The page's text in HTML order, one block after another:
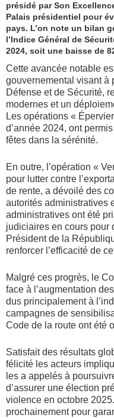
présidé par Son
Palais présidentiel pour
pays. L’on note un bilan
l’Indice Général de
2024, soit une baisse de
Cette avancée notable
gouvernemental visant à
Défense et de Sécurité,
modernes et un
Les opérations «
d’année 2024, ont
fêtes dans la sérénité.
En outre, l’opération «
pour lutter contre
de rente, a dévoilé des
autorités administratives
administratives ont été
judiciaires en cours pour
Président de la
renforcer l’efficacité de
Malgré ces progrès, le
face à l’augmentation
dus principalement à
campagnes de
Code de la route ont été
Satisfait des résultats
félicité les acteurs
les a appelés à
d’assurer une élection
violence en octobre
prochainement pour